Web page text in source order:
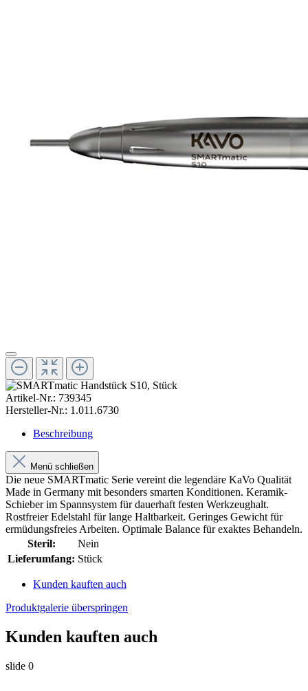
Artikel-Nr.: 739345
Hersteller-Nr.: 1.011.6730
Beschreibung
Menü schließen
Die neue SMARTmatic Serie vereint die legendäre KaVo Qualität
Made in Germany mit besonders smarten Konditionen. Keramik-
Schieber im Spannsystem für dauerhaft festen Werkzeughalt.
Rostfreier Edelstahl für lange Haltbarkeit. Geringes Gewicht für
ermüdungsfreies Arbeiten. Optimale Balance für exaktes Behandeln.
Steril:
Nein
Lieferumfang: Stück
Kunden kauften auch
Produktgalerie überspringen
Kunden kauften auch
slide 0